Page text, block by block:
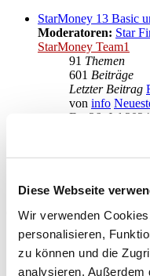
Diese Webseite
Wir verwenden
personalisieren,
zu können und die
analysieren. Außerdem
StarMoney 13 Basic
Moderatoren: Star
StarMoney Team1
91 Themen
601 Beiträge
Letzter Beitrag
von info
Fr., 26. Jul
Anregungen und
Moderatoren: Star
Gehe zu
Star Finanz GmbH
↳ Ankündigungen
↳ Inhalte